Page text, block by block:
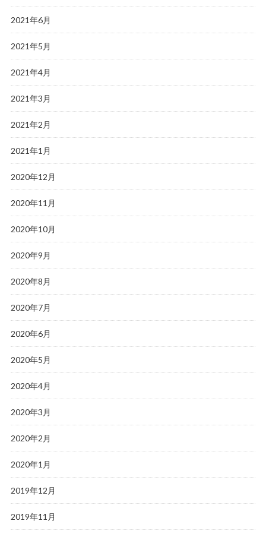
2021年6月
2021年5月
2021年4月
2021年3月
2021年2月
2021年1月
2020年12月
2020年11月
2020年10月
2020年9月
2020年8月
2020年7月
2020年6月
2020年5月
2020年4月
2020年3月
2020年2月
2020年1月
2019年12月
2019年11月